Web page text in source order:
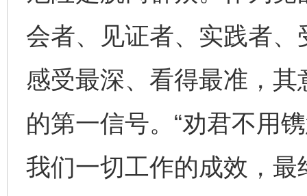
会者、见证者、实践者
感受最深、看得最准，
的第一信号。“劝君不用
我们一切工作的成效，